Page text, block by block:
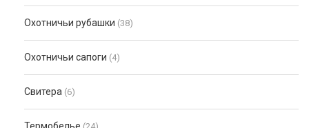
Охотничьи рубашки (38)
Охотничьи сапоги (4)
Свитера (6)